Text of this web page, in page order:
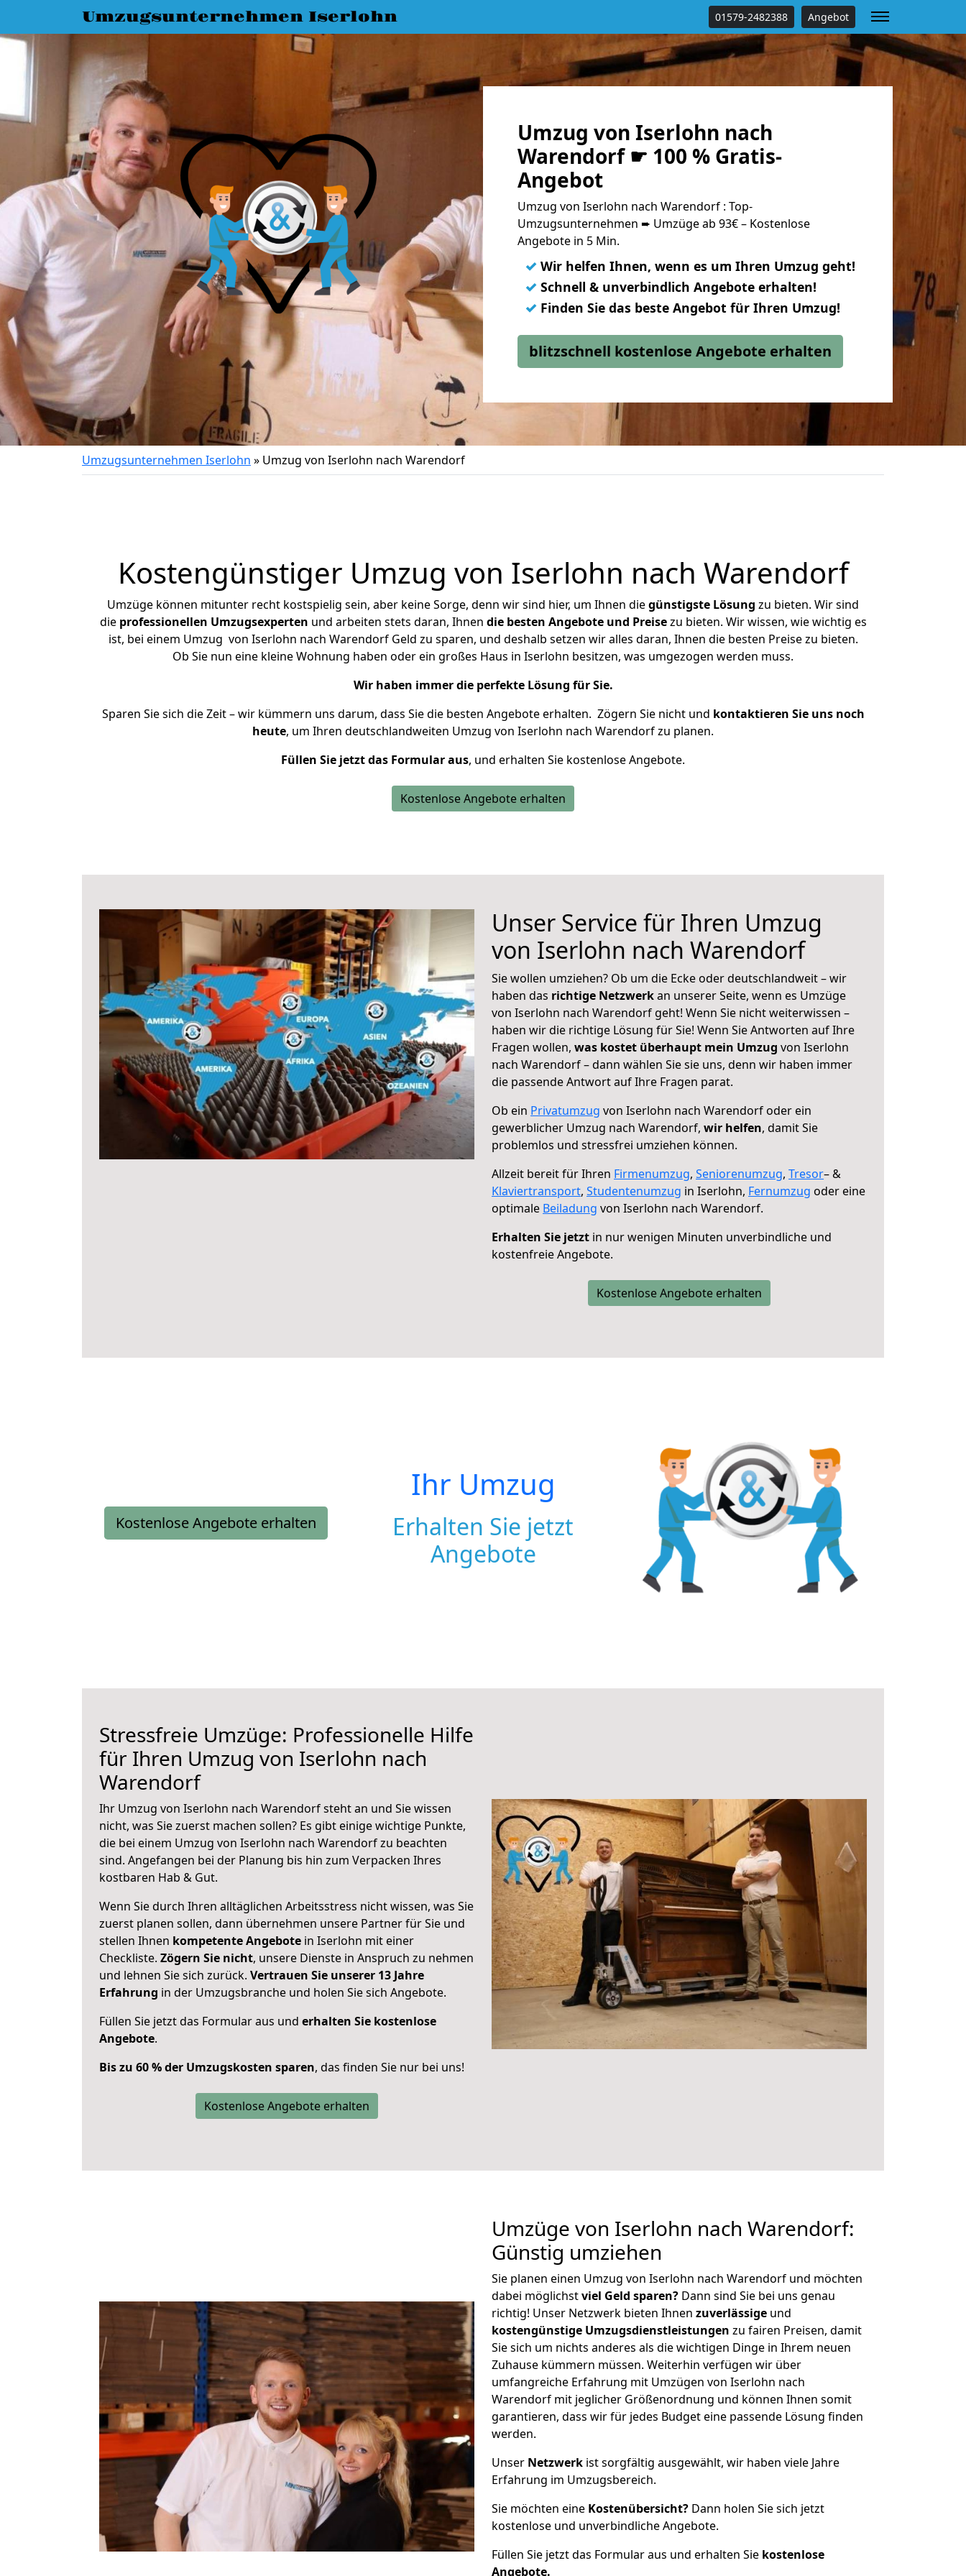
Umzugsunternehmen Iserlohn 01579-2482388 Angebot
Umzug von Iserlohn nach
Warendorf ☛ 100 % Gratis-
Angebot
Umzug von Iserlohn nach Warendorf : Top-
Umzugsunternehmen ➨ Umzüge ab 93€ – Kostenlose
Angebote in 5 Min.
✓ Wir helfen Ihnen, wenn es um Ihren Umzug geht!
✓ Schnell & unverbindlich Angebote erhalten!
✓ Finden Sie das beste Angebot für Ihren Umzug!
blitzschnell kostenlose Angebote erhalten
Umzugsunternehmen Iserlohn » Umzug von Iserlohn nach Warendorf
Kostengünstiger Umzug von Iserlohn nach Warendorf
Umzüge können mitunter recht kostspielig sein, aber keine Sorge, denn wir sind hier, um Ihnen diegünstigste Lösung zu bieten. Wir sind
die professionellen Umzugsexperten und arbeiten stets daran, Ihnen die besten Angebote und Preisezu bieten. Wir wissen, wie wichtig es
ist, bei einem Umzug von Iserlohn nach Warendorf Geld zu sparen, und deshalb setzen wir alles daran, Ihnen die besten Preise zu bieten.
Ob Sie nun eine kleine Wohnung haben oder ein großes Haus in Iserlohn besitzen, was umgezogen werden muss.
Wir haben immer die perfekte Lösung für Sie.
Sparen Sie sich die Zeit – wir kümmern uns darum, dass Sie die besten Angebote erhalten. Zögern Sie nicht und kontaktieren Sie uns noch
heute, um Ihren deutschlandweiten Umzug von Iserlohn nach Warendorf zu planen.
Füllen Sie jetzt das Formular aus, und erhalten Sie kostenlose Angebote.
Kostenlose Angebote erhalten
Unser Service für Ihren Umzug
von Iserlohn nach Warendorf
Sie wollen umziehen? Ob um die Ecke oder deutschlandweit – wir
haben das richtige Netzwerkan unserer Seite, wenn es Umzüge
von Iserlohn nach Warendorf geht! Wenn Sie nicht weiterwissen –
haben wir die richtige Lösung für Sie! Wenn Sie Antworten auf Ihre
Fragen wollen, was kostet überhaupt mein Umzug von Iserlohn
nach Warendorf – dann wählen Sie sie uns, denn wir haben immer
die passende Antwort auf Ihre Fragen parat.
Ob ein Privatumzug von Iserlohn nach Warendorf oder ein
gewerblicher Umzug nach Warendorf, wir helfen, damit Sie
problemlos und stressfrei umziehen können.
Allzeit bereit für Ihren Firmenumzug, Seniorenumzug, Tresor– &
Klaviertransport, Studentenumzug in Iserlohn, Fernumzug oder eine
optimale Beiladung von Iserlohn nach Warendorf.
Erhalten Sie jetzt in nur wenigen Minuten unverbindliche und
kostenfreie Angebote.
Kostenlose Angebote erhalten
Kostenlose Angebote erhalten
Ihr Umzug
Erhalten Sie jetzt
Angebote
Stressfreie Umzüge: Professionelle Hilfe
für Ihren Umzug von Iserlohn nach
Warendorf
Ihr Umzug von Iserlohn nach Warendorf steht an und Sie wissen
nicht, was Sie zuerst machen sollen? Es gibt einige wichtige Punkte,
die bei einem Umzug von Iserlohn nach Warendorf zu beachten
sind. Angefangen bei der Planung bis hin zum Verpacken Ihres
kostbaren Hab & Gut.
Wenn Sie durch Ihren alltäglichen Arbeitsstress nicht wissen, was Sie
zuerst planen sollen, dann übernehmen unsere Partner für Sie und
stellen Ihnen kompetente Angebote in Iserlohn mit einer
Checkliste. Zögern Sie nicht, unsere Dienste in Anspruch zu nehmen
und lehnen Sie sich zurück. Vertrauen Sie unserer 13 Jahre
Erfahrung in der Umzugsbranche und holen Sie sich Angebote.
Füllen Sie jetzt das Formular aus und erhalten Sie kostenlose
Angebote.
Bis zu 60 % der Umzugskosten sparen, das finden Sie nur bei uns!
Kostenlose Angebote erhalten
Umzüge von Iserlohn nach Warendorf:
Günstig umziehen
Sie planen einen Umzug von Iserlohn nach Warendorf und möchten
dabei möglichstviel Geld sparen? Dann sind Sie bei uns genau
richtig! Unser Netzwerk bieten Ihnen zuverlässige und
kostengünstige Umzugsdienstleistungen zu fairen Preisen, damit
Sie sich um nichts anderes als die wichtigen Dinge in Ihrem neuen
Zuhause kümmern müssen. Weiterhin verfügen wir über
umfangreiche Erfahrung mit Umzügen von Iserlohn nach
Warendorf mit jeglicher Größenordnung und können Ihnen somit
garantieren, dass wir für jedes Budget eine passende Lösung finden
werden.
Unser Netzwerk ist sorgfältig ausgewählt, wir haben viele Jahre
Erfahrung im Umzugsbereich.
Sie möchten eine Kostenübersicht? Dann holen Sie sich jetzt
kostenlose und unverbindliche Angebote.
Füllen Sie jetzt das Formular aus und erhalten Sie kostenlose
Angebote.